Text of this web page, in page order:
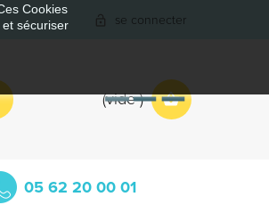
Cookies
sécuriser
se connecter
vide
05 62 20 00 01